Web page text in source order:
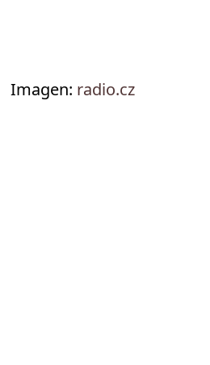
Imagen: radio.cz